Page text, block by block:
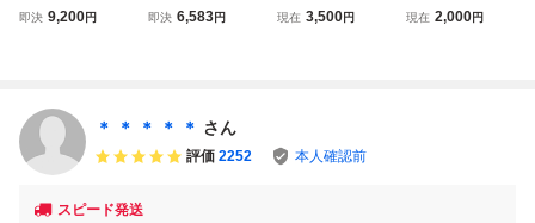
EC PCエンジン プ
即決 9,200円
40【未開封】PC
即決 6,583円
ト！新品未開封
現在 3,500円
ンジン 誕生 デビ
現在 2,000円
＊ ＊ ＊ ＊ ＊ さん
評価 2252 本人確認前
スピード発送